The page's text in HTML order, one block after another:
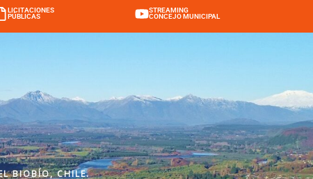
LICITACIONES
PÚBLICAS
STREAMING
CONCEJO MUNICIPAL
BIOBÍO, CHILE.